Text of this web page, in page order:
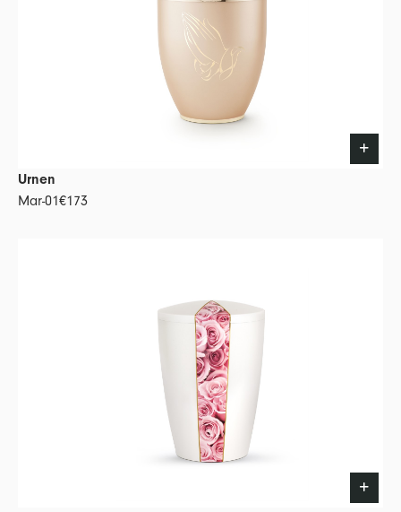
Urnen
Mar-01€173